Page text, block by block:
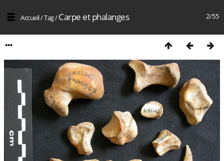
2/55
Accueil/Tag/Carpe et phalanges